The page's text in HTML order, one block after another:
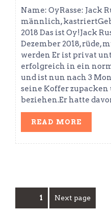
Name: OyRasse: Jack
männlich,
2018 Das ist Oy!Jack
Dezember 2018, rüde,
werden Er ist privat
erfolgreich in ein
und ist nun nach 3
seine Koffer zupacken
beziehen.Er hatte
READ MORE
Page1 Next page